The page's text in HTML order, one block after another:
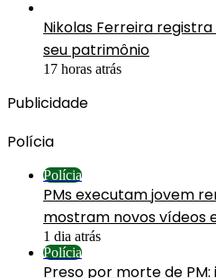
Nikolas Ferreira
seu patrimônio
17 horas atrás
Publicidade
Polícia
Polícia
PMs executam jovem
mostram novos vídeos
1 dia atrás
Polícia
Preso por morte de